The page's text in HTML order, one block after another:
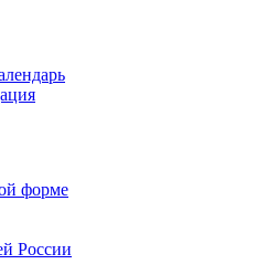
форме
России